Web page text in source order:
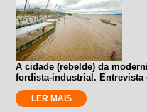
A cidade (rebelde) da
fordista-industrial.
LER MAIS